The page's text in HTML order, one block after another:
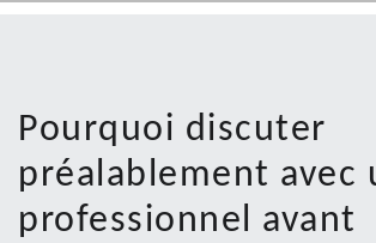
Pourquoi discuter
préalablement avec
professionnel avant